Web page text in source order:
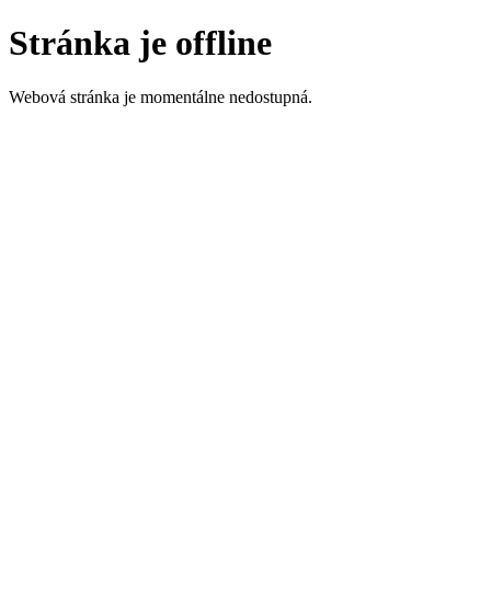
Stránka je offline
Webová stránka je momentálne nedostupná.